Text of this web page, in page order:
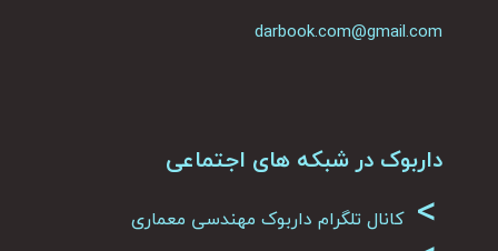
darbook.com@gmail.com
داربوک در شبکه های اجتماعی
> کانال تلگرام داربوک مهندسی معماری